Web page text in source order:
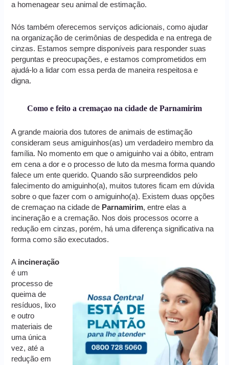
a homenagear seu animal de estimação.
Nós também oferecemos serviços adicionais, como ajudar
na organização de cerimônias de despedida e na entrega de
cinzas. Estamos sempre disponíveis para responder suas
perguntas e preocupações, e estamos comprometidos em
ajudá-lo a lidar com essa perda de maneira respeitosa e
digna.
Como e feito a cremaçao na cidade de Parnamirim
A grande maioria dos tutores de animais de estimação
consideram seus amiguinhos(as) um verdadeiro membro da
família. No momento em que o amiguinho vai a óbito, entram
em cena a dor e o processo de luto da mesma forma quando
falece um ente querido. Quando são surpreendidos pelo
falecimento do amiguinho(a), muitos tutores ficam em dúvida
sobre o que fazer com o amiguinho(a). Existem duas opções
de cremaçao na cidade de Parnamirim, entre elas a
incineração e a cremação. Nos dois processos ocorre a
redução em cinzas, porém, há uma diferença significativa na
forma como são executados.
A incineração
é um
processo de
queima de
resíduos, lixo
e outro
materiais de
uma única
vez, até a
redução em